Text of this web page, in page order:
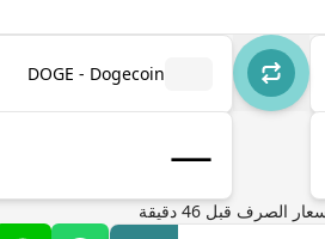
DOGE - Dogecoin
الصرف قبل 46 دقيقة